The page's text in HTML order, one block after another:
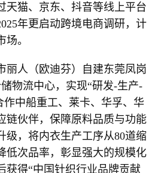
天猫、京东、抖音等线上平台
年更启动跨境电商调研，计
。
丽人（欧迪芬）自建东莞凤岗
物流中心，实现“研发-生产-
作中船重工、莱卡、华孚、华
链伙伴，保障原料品质与功能
级，将内衣生产工序从80道缩
低次品率，彰显强大的规模化
获得“中国针织行业品牌贡献